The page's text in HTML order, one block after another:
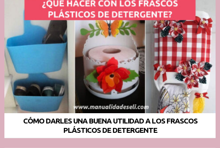
CÓMO DARLES UNA BUENA UTILIDAD A LOS FRASCOS
PLÁSTICOS DE DETERGENTE